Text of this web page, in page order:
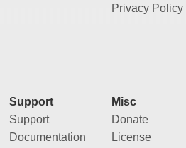
Privacy Policy
Support
Support
Documentation
Misc
Donate
License